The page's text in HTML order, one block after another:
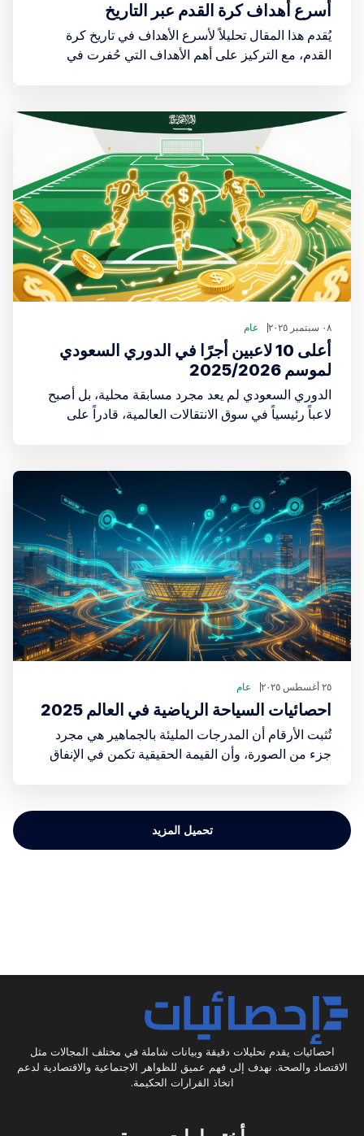
أسرع أهداف كرة القدم عبر التاريخ
يُقدم هذا المقال تحليلاً لأسرع الأهداف في تاريخ كرة
القدم، مع التركيز على أهم الأهداف التي حُفرت في
٠٨ سبتمبر ٢٠٢٥ عام
أعلى 10 لاعبين أجرًا في الدوري السعودي
لموسم 2025/2026
الدوري السعودي لم يعد مجرد مسابقة محلية، بل أصبح
لاعباً رئيسياً في سوق الانتقالات العالمية، قادراً على
من الطراز العالمي، وجذب المزيد من الاهتمام الجماهيري
والإعلامي.
٢٥ أغسطس ٢٠٢٥ عام
احصائيات السياحة الرياضية في العالم 2025
تُثبت الأرقام أن المدرجات المليئة بالجماهير هي مجرد
جزء من الصورة، وأن القيمة الحقيقية تكمن في الإنفاق
تحميل المزيد
احصائيات يقدم تحليلات دقيقة وبيانات شاملة في مختلف المجالات مثل
الاقتصاد والصحة. نهدف إلى فهم عميق للظواهر الاجتماعية والاقتصادية لدعم
اتخاذ القرارات الحكيمة.